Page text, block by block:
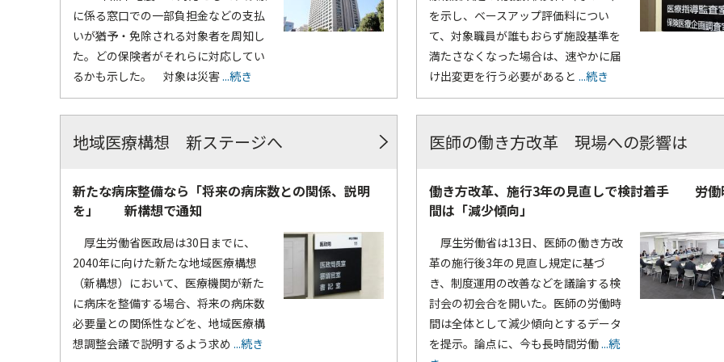
に係る窓口での一部負担金などの支払
いが猶予・免除される対象者を周知し
た。どの保険者がそれらに対応してい
るかも示した。 対象は災害...続き
を示し、ベースアップ評価料につい
て、対象職員が誰もおらず施設基準を
満たさなくなった場合は、速やかに届
け出変更を行う必要があると ...続き
地域医療構想 新ステージへ
新たな病床整備なら「将来の病床数との関係、説明
を」 新構想で通知
厚生労働省医政局は30日までに、
2040年に向けた新たな地域医療構想
（新構想）において、医療機関が新た
に病床を整備する場合、将来の病床数
必要量との関係性などを、地域医療構
想調整会議で説明するよう求め ...続き
医師の働き方改革 現場への影響は
働き方改革、施行3年の見直しで検討着手 労働
間は「減少傾向」
厚生労働省は13日、医師の働き方改
革の施行後3年の見直し規定に基づ
き、制度運用の改善などを議論する検
討会の初会合を開いた。医師の労働時
間は全体として減少傾向とするデータ
を提示。論点に、今も長時間労働...続